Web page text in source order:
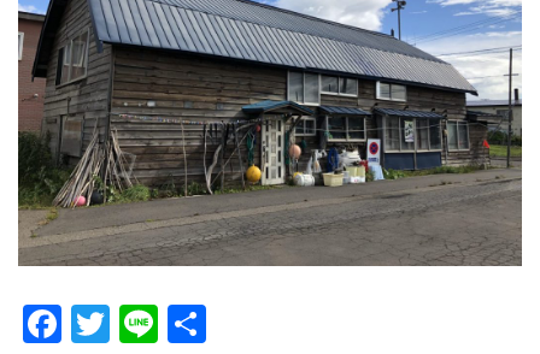
Facebook
Twitter
Line